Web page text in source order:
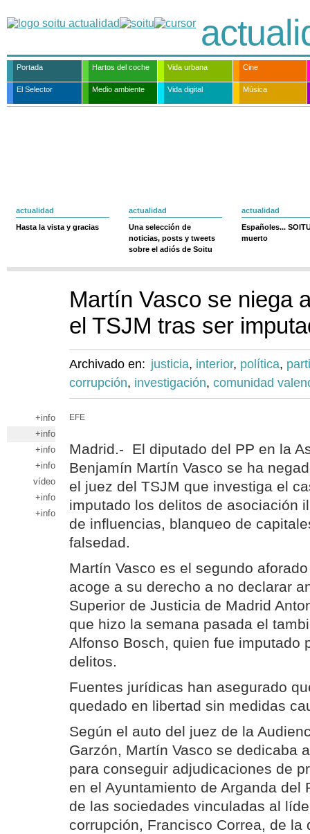
Portada Hartos del coche Vida urbana Cine
El Selector Medio ambiente Vida digital Música
actualidad
Hasta la vista y gracias
actualidad
Una selección de
noticias, posts y tweets
sobre el adiós de Soitu
actualidad
Españoles...
muerto
Martín Vasco se niega
el TSJM tras ser
Archivado en: justicia, interior, política,
corrupción, investigación, comunidad
+info
+info
+info
+info
vídeo
+info
+info
EFE
Madrid.- El diputado del PP en la
Benjamín Martín Vasco se ha
el juez del TSJM que investiga el
imputado los delitos de asociación
de influencias, blanqueo de
falsedad.
Martín Vasco es el segundo
acoge a su derecho a no declarar
Superior de Justicia de Madrid
que hizo la semana pasada el
Alfonso Bosch, quien fue imputado
delitos.
Fuentes jurídicas han asegurado
quedado en libertad sin medidas
Según el auto del juez de la
Garzón, Martín Vasco se dedicaba
para conseguir adjudicaciones de
en el Ayuntamiento de Arganda del
de las sociedades vinculadas al
corrupción, Francisco Correa, de la